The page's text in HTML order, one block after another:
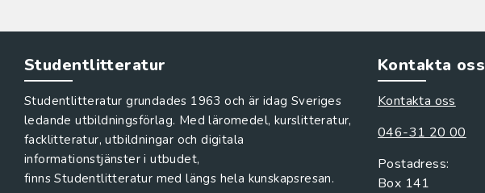
Studentlitteratur
Studentlitteratur grundades 1963 och är idag Sveriges
ledande utbildningsförlag. Med läromedel, kurslitteratur,
facklitteratur, utbildningar och digitala
informationstjänster i utbudet,
finns Studentlitteratur med längs hela kunskapsresan.
Kontakta oss
Kontakta oss
046-31 20 00
Postadress:
Box 141